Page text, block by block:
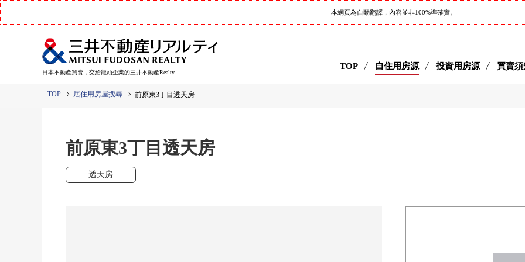
本網頁為自動翻譯，內容並非100%準確實。
日本不動產買賣，交給龍頭企業的三井不動產Realty
TOP 自住用房源 投資用房源 買賣須
TOP 居住用房屋搜尋 前原東3丁目透天房
前原東3丁目透天房
透天房